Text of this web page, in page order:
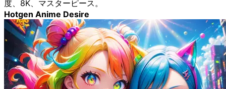
度、8K、マスターピース。
Hotgen Anime Desire